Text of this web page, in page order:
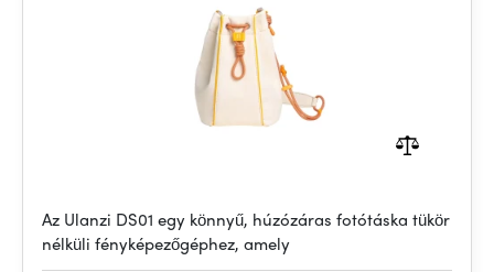
Az Ulanzi DS01 egy könnyű, húzózáras fotótáska tükör
nélküli fényképezőgéphez, amely